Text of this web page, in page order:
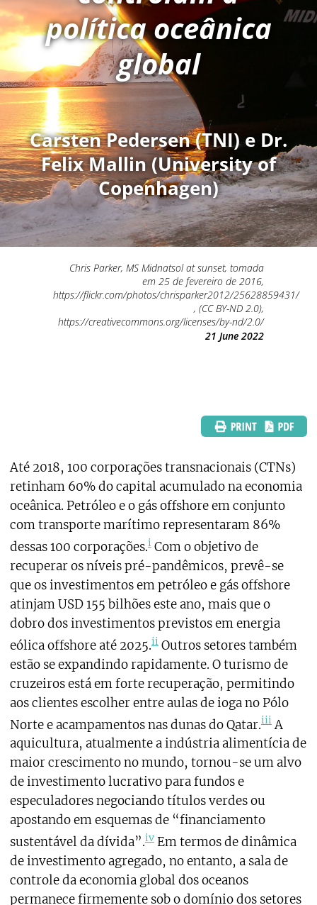
política oceânica
global
Carsten Pedersen (TNI) e Dr.
Felix Mallin (University of
Copenhagen)
Chris Parker, MS Midnatsol at sunset, tomada
em 25 de fevereiro de 2016,
https://flickr.com/photos/chrisparker2012/25628859431/
, (CC BY-ND 2.0),
https://creativecommons.org/licenses/by-nd/2.0/
21 June 2022
Até 2018, 100 corporações transnacionais (CTNs)
retinham 60% do capital acumulado na economia
oceânica. Petróleo e o gás offshore em conjunto
com transporte marítimo representaram 86%
dessas 100 corporações.iCom o objetivo de
recuperar os níveis pré-pandêmicos, prevê-se
que os investimentos em petróleo e gás offshore
atinjam USD 155 bilhões este ano, mais que o
dobro dos investimentos previstos em energia
eólica offshore até 2025.iiOutros setores também
estão se expandindo rapidamente. O turismo de
cruzeiros está em forte recuperação, permitindo
aos clientes escolher entre aulas de ioga no Pólo
Norte e acampamentos nas dunas do Qatar.iiiA
aquicultura, atualmente a indústria alimentícia de
maior crescimento no mundo, tornou-se um alvo
de investimento lucrativo para fundos e
especuladores negociando títulos verdes ou
apostando em esquemas de “financiamento
sustentável da dívida”.ivEm termos de dinâmica
de investimento agregado, no entanto, a sala de
controle da economia global dos oceanos
permanece firmemente sob o domínio dos setores